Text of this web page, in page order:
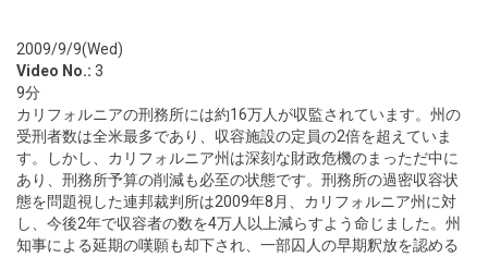
2009/9/9(Wed)
Video No.: 3
9分
カリフォルニアの刑務所には約16万人が収監されています。州の
受刑者数は全米最多であり、収容施設の定員の2倍を超えていま
す。しかし、カリフォルニア州は深刻な財政危機のまっただ中に
あり、刑務所予算の削減も必至の状態です。刑務所の過密収容状
態を問題視した連邦裁判所は2009年8月、カリフォルニア州に対
し、今後2年で収容者の数を4万人以上減らすよう命じました。州
知事による延期の嘆願も却下され、一部囚人の早期釈放を認める